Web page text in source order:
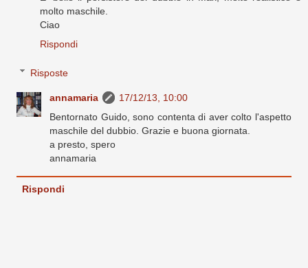
molto maschile.
Ciao
Rispondi
Risposte
annamaria
17/12/13, 10:00
Bentornato Guido, sono contenta di aver colto l'aspetto
maschile del dubbio. Grazie e buona giornata.
a presto, spero
annamaria
Rispondi